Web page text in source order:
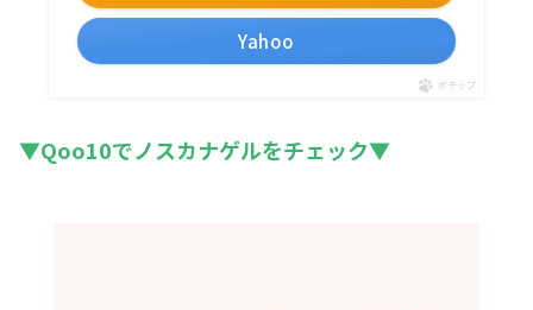
Yahoo
ポチップ
▼Qoo10でノスカナゲルをチェック▼